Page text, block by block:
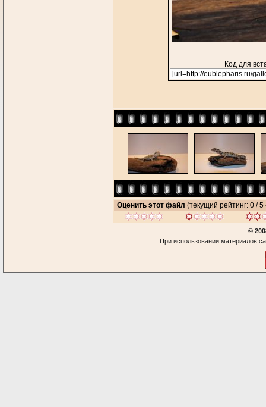
Код для
Оценить этот файл (текущий рейтинг: 0 / 5
©
При использовании материалов